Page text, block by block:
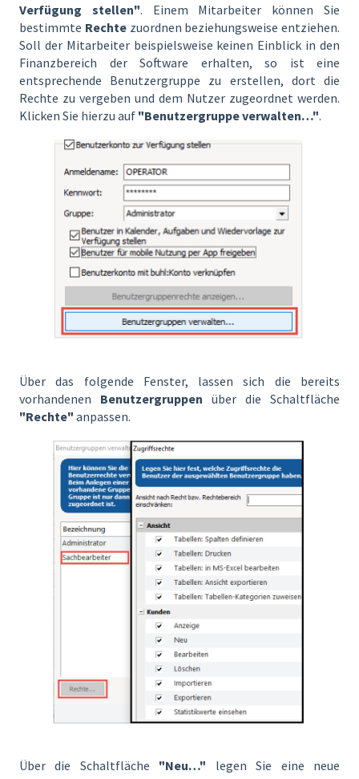
Verfügung stellen". Einem Mitarbeiter können Sie
bestimmte Rechtezuordnen beziehungsweise entziehen.
Soll der Mitarbeiter beispielsweise keinen Einblick in den
Finanzbereich der Software erhalten, so ist eine
entsprechende Benutzergruppe zu erstellen, dort die
Rechte zu vergeben und dem Nutzer zugeordnet werden.
Klicken Sie hierzu auf "Benutzergruppe verwalten…".
Über das folgende Fenster, lassen sich die bereits
vorhandenen Benutzergruppen über die Schaltfläche
"Rechte" anpassen.
Über die Schaltfläche "Neu…" legen Sie eine neue